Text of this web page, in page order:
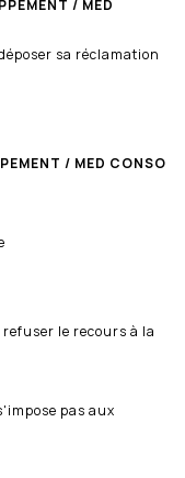
/ MED
sa réclamation
/ MED CONSO
le recours à la
pas aux